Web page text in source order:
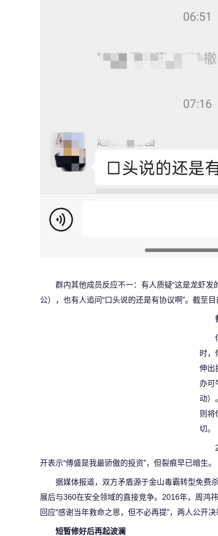
群内其他成员反应不一：有人质疑“这是龙虾
公），也有人追问“口头说的还是有协议啊”。截至
时，
伸出
办可
动）
则将
切。
开表示“傅盛是我最骄傲的投资”，但裂痕早已暗生。
据媒体报道，双方矛盾源于金山毒霸转型免费
展后与360在安全领域的直接竞争。2016年，周鸿
回应“感谢当年救命之恩，但不必再提”，两人公开
短暂修好后再起波澜